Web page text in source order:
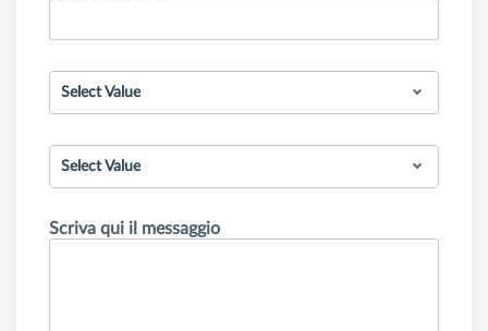
Select Value
Select Value
Scriva qui il messaggio